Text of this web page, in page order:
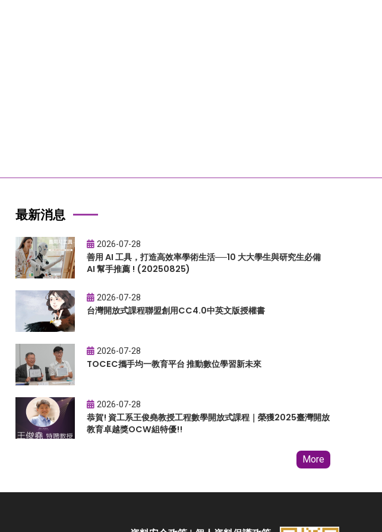
最新消息
2026-07-28
善用 AI 工具，打造高效率學術生活──10 大大學生與研究生必備
AI 幫手推薦 ! (20250825)
2026-07-28
台灣開放式課程聯盟創用CC4.0中英文版授權書
2026-07-28
TOCEC攜手均一教育平台 推動數位學習新未來
2026-07-28
恭賀! 資工系王俊堯教授工程數學開放式課程｜榮獲2025臺灣開放
教育卓越獎OCW組特優!!
More